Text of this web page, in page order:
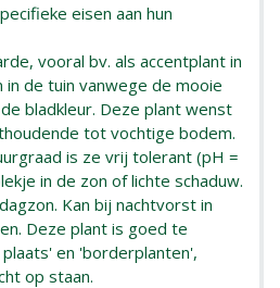
eisen aan hun
vooral bv. als accentplant in
de tuin vanwege de mooie
bladkleur. Deze plant wenst
tot vochtige bodem.
is ze vrij tolerant (pH =
in de zon of lichte schaduw.
Kan bij nachtvorst in
Deze plant is goed te
en 'borderplanten',
op staan.